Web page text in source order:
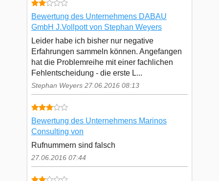
Bewertung des Unternehmens DABAU
GmbH J.Vollpott von Stephan Weyers
Leider habe ich bisher nur negative
Erfahrungen sammeln können. Angefangen
hat die Problemreihe mit einer fachlichen
Fehlentscheidung - die erste L...
Stephan Weyers 27.06.2016 08:13
Bewertung des Unternehmens Marinos
Consulting von
Rufnummern sind falsch
27.06.2016 07:44